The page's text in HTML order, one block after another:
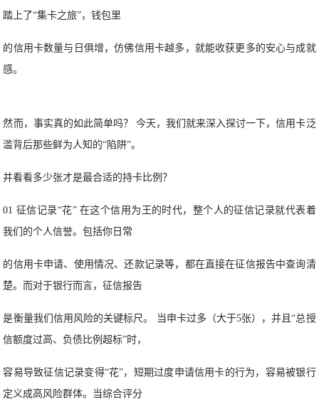
踏上了“集卡之旅”，钱包里
的信用卡数量与日俱增，仿佛信用卡越多，就能收获更多的安心与成就
感。
然而，事实真的如此简单吗？ 今天，我们就来深入探讨一下，信用卡泛
滥背后那些鲜为人知的“陷阱”。
并看看多少张才是最合适的持卡比例？
01 征信记录“花” 在这个信用为王的时代，整个人的征信记录就代表着
我们的个人信誉。包括你日常
的信用卡申请、使用情况、还款记录等，都在直接在征信报告中查询清
楚。而对于银行而言，征信报告
是衡量我们信用风险的关键标尺。 当申卡过多（大于5张），并且“总授
信额度过高、负债比例超标”时，
容易导致征信记录变得“花”，短期过度申请信用卡的行为，容易被银行
定义成高风险群体。当综合评分